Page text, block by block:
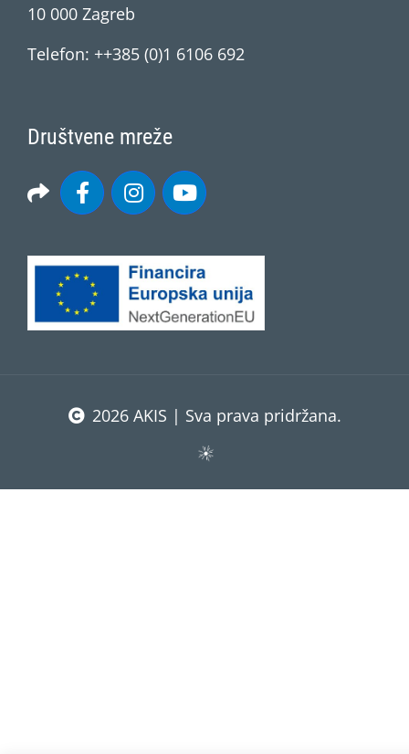
10 000 Zagreb
Telefon: ++385 (0)1 6106 692
Društvene mreže
2026 AKIS | Sva prava pridržana.